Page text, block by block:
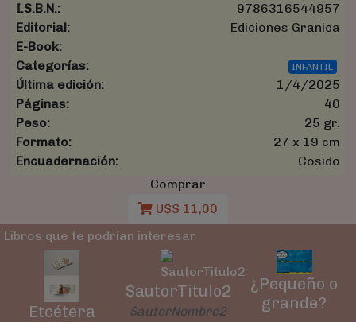
I.S.B.N.:
9786316544957
Editorial:
Ediciones Granica
E-Book:
Categorías:
INFANTIL
Última edición:
1/4/2025
Páginas:
40
Peso:
25 gr.
Formato:
27 x 19 cm
Encuadernación:
Cosido
Comprar
U$S 11,00
Libros que te podrían interesar
Etcétera
$autorTitulo2
$autorNombre2
¿Pequeño o
grande?